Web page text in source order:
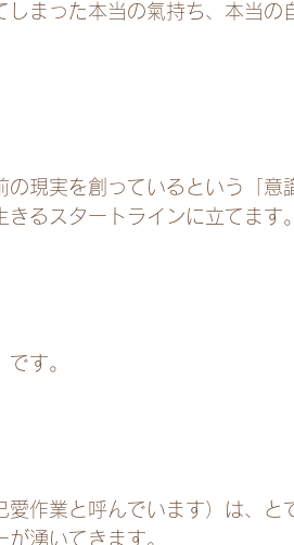
まった本当の氣持ち、本当の
現実を創っているという「意
るスタートラインに立てます。
す。
作業と呼んでいます）は、と
湧いてきます。